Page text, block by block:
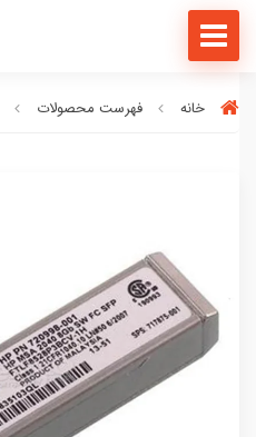
خانه فهرست محصولات